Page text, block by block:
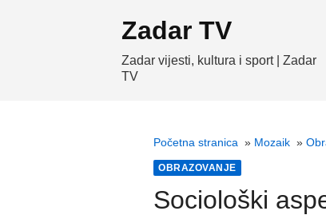
Zadar TV
Zadar vijesti, kultura i sport | Zadar
TV
Početna stranica » Mozaik »
OBRAZOVANJE
Sociološki